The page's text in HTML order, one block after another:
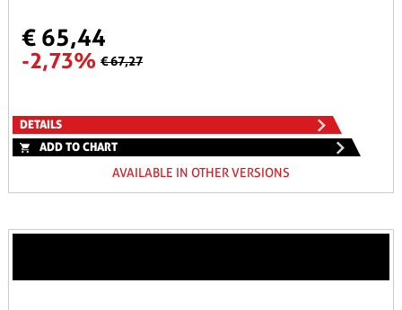
€ 65,44
-2,73% € 67,27
DETAILS
ADD TO CHART
AVAILABLE IN OTHER VERSIONS